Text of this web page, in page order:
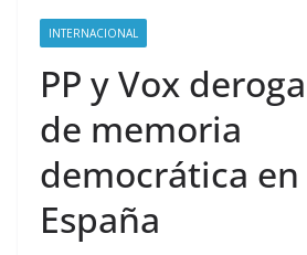
INTERNACIONAL
PP y Vox
de memoria
democrática
España